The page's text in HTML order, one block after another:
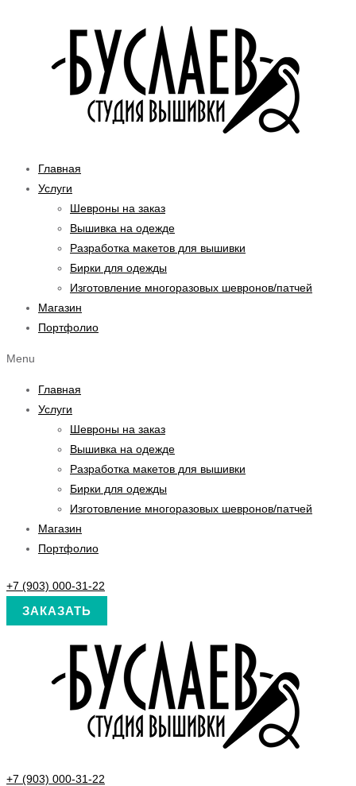
Главная
Услуги
Шевроны на заказ
Вышивка на одежде
Разработка макетов для вышивки
Бирки для одежды
Изготовление многоразовых шевронов/патчей
Магазин
Портфолио
Menu
Главная
Услуги
Шевроны на заказ
Вышивка на одежде
Разработка макетов для вышивки
Бирки для одежды
Изготовление многоразовых шевронов/патчей
Магазин
Портфолио
+7 (903) 000-31-22
ЗАКАЗАТЬ
+7 (903) 000-31-22
цена
составляла
500.00₽.
цена:
490.00₽.